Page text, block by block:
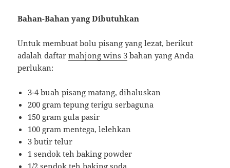
Bahan-Bahan yang Dibutuhkan
Untuk membuat bolu pisang yang lezat, berikut
adalah daftarmahjong wins 3 bahan yang Anda
perlukan:
3-4 buah pisang matang, dihaluskan
200 gram tepung terigu serbaguna
150 gram gula pasir
100 gram mentega, lelehkan
3 butir telur
1 sendok teh baking powder